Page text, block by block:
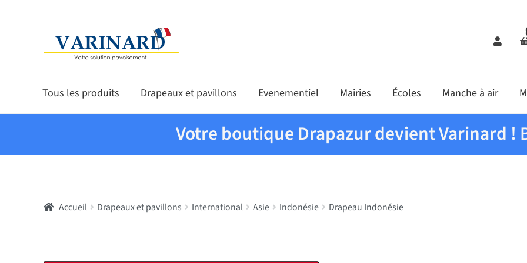
Aller à la navigation
Aller au contenu
Tous les produits Drapeaux et pavillons Evenementiel Mairies Écoles Manche à air
Votre boutique Drapazur devient Varinard !
Accueil Drapeaux et pavillons International Asie Indonésie Drapeau Indonésie